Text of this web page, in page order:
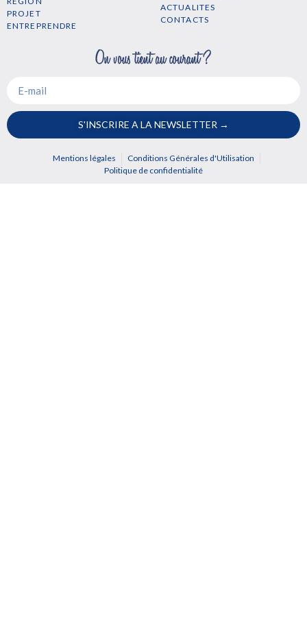
PROJET
ENTREPRENDRE
ACTUALITES
CONTACTS
S'INSCRIRE A LA NEWSLETTER →
Mentions légales
Conditions Générales d'Utilisation
Politique de confidentialité